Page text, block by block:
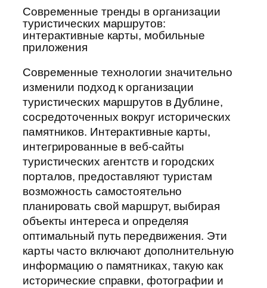
Современные тренды в организации
туристических маршрутов:
интерактивные карты, мобильные
приложения
Современные технологии значительно
изменили подход к организации
туристических маршрутов в Дублине,
сосредоточенных вокруг исторических
памятников. Интерактивные карты,
интегрированные в веб-сайты
туристических агентств и городских
порталов, предоставляют туристам
возможность самостоятельно
планировать свой маршрут, выбирая
объекты интереса и определяя
оптимальный путь передвижения. Эти
карты часто включают дополнительную
информацию о памятниках, такую как
исторические справки, фотографии и